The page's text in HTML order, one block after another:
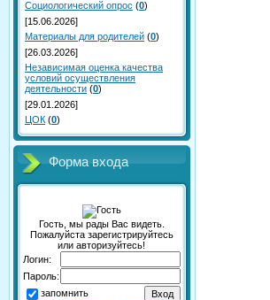
Социологический опрос (0)
[15.06.2026]
Материалы для родителей (0)
[26.03.2026]
Независимая оценка качества
условий осуществления
деятельности (0)
[29.01.2026]
ЦОК (0)
Форма входа
Гость, мы рады Вас видеть.
Пожалуйста зарегистрируйтесь
или авторизуйтесь!
Логин:
Пароль:
запомнить